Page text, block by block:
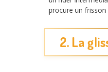
procure un frisson
2. La